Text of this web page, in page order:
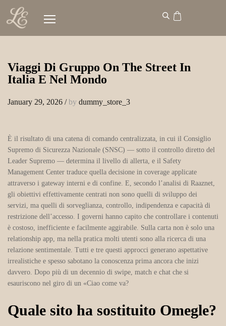
Viaggi Di Gruppo On The Street In
Italia E Nel Mondo
January 29, 2026 /by dummy_store_3
È il risultato di una catena di comando centralizzata, in cui il Consiglio
Supremo di Sicurezza Nazionale (SNSC) — sotto il controllo diretto del
Leader Supremo — determina il livello di allerta, e il Safety
Management Center traduce quella decisione in coverage applicate
attraverso i gateway interni e di confine. E, secondo l’analisi di Raaznet,
gli obiettivi effettivamente centrati non sono quelli di sviluppo dei
servizi, ma quelli di sorveglianza, controllo, indipendenza e capacità di
restrizione dell’accesso. I governi hanno capito che controllare i contenuti
è costoso, inefficiente e facilmente aggirabile. Sulla carta non è solo una
relationship app, ma nella pratica molti utenti sono alla ricerca di una
relazione sentimentale. Tutti e tre questi approcci generano aspettative
irrealistiche e spesso sabotano la conoscenza prima ancora che inizi
davvero. Dopo più di un decennio di swipe, match e chat che si
esauriscono nel giro di un «Ciao come va?
Quale sito ha sostituito Omegle?